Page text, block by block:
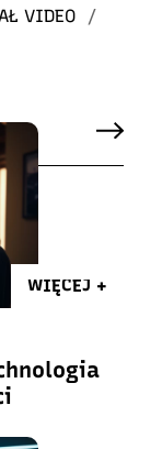
VIDEO
/
WIĘCEJ +